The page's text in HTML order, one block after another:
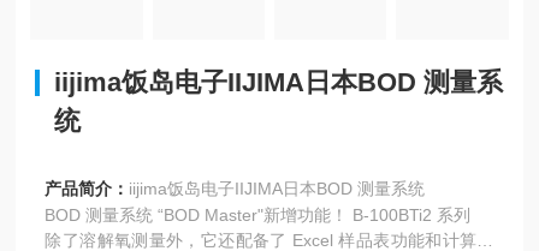
iijima饭岛电子IIJIMA日本BOD 测量系
统
产品简介： iijima饭岛电子IIJIMA日本BOD 测量系统
BOD 测量系统 “BOD Master"新增功能！ B-100BTi2 系列
除了溶解氧测量外，它还配备了 Excel 样品表功能和计算功